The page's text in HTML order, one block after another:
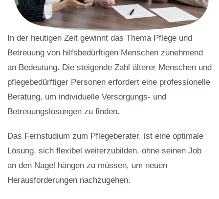
In der heutigen Zeit gewinnt das Thema Pflege und
Betreuung von hilfsbedürftigen Menschen zunehmend
an Bedeutung. Die steigende Zahl älterer Menschen und
pflegebedürftiger Personen erfordert eine professionelle
Beratung, um individuelle Versorgungs- und
Betreuungslösungen zu finden.
Das Fernstudium zum Pflegeberater, ist eine optimale
Lösung, sich flexibel weiterzubilden, ohne seinen Job
an den Nagel hängen zu müssen, um neuen
Herausforderungen nachzugehen.